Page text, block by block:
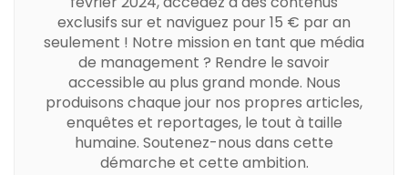
exclusifs sur et naviguez pour 15 € par an
seulement ! Notre mission en tant que média
de management ? Rendre le savoir
accessible au plus grand monde. Nous
produisons chaque jour nos propres articles,
enquêtes et reportages, le tout à taille
humaine. Soutenez-nous dans cette
démarche et cette ambition.